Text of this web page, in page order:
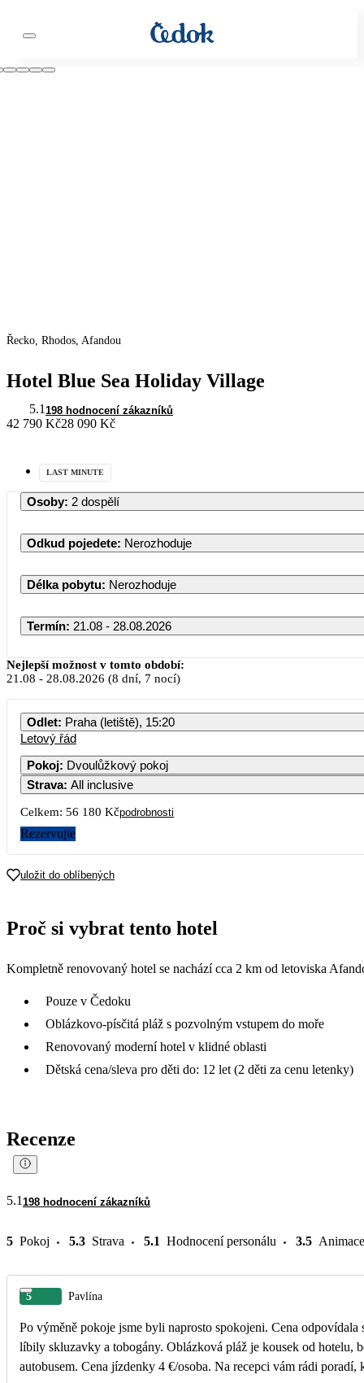
Řecko, Rhodos, Afandou
Hotel Blue Sea Holiday Village
5.1 198 hodnocení zákazníků
42 790 Kč28 090 Kč
LAST MINUTE
Osoby: 2 dospělí
Odkud pojedete: Nerozhoduje
Délka pobytu: Nerozhoduje
Termín: 21.08 - 28.08.2026
Nejlepší možnost v tomto období:
21.08 - 28.08.2026 (8 dní, 7 nocí)
Odlet: Praha (letiště), 15:20
Letový řád
Pokoj: Dvoulůžkový pokoj
Strava: All inclusive
Celkem: 56 180 Kčpodrobnosti
Rezervujte
uložit do oblíbených
Proč si vybrat tento hotel
Kompletně renovovaný hotel se nachází cca 2 km od letoviska
Pouze v Čedoku
Oblázkovo-písčitá pláž s pozvolným vstupem do moře
Renovovaný moderní hotel v klidné oblasti
Dětská cena/sleva pro děti do: 12 let (2 děti za cenu letenky)
Recenze
5.1 198 hodnocení zákazníků
5 Pokoj 5.3 Strava 5.1 Hodnocení personálu 3.5 Animace
5 Pavlína
Po výměně pokoje jsme byli naprosto spokojeni. Cena
líbily skluzavky a tobogány. Oblázková pláž je kousek od hotelu,
autobusem. Cena jízdenky 4 €/osoba. Na recepci vám rádi